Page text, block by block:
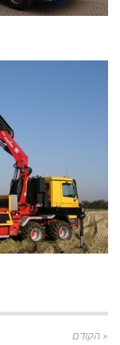
« הקודם